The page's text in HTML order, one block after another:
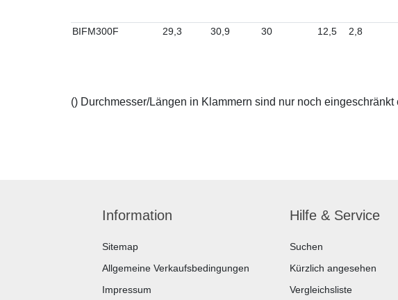
BIFM300F 29,3 30,9 30 12,5 2,8
() Durchmesser/Längen in Klammern sind nur noch
Information
Sitemap
Allgemeine Verkaufsbedingungen
Impressum
Hilfe & Service
Suchen
Kürzlich angesehen
Vergleichsliste